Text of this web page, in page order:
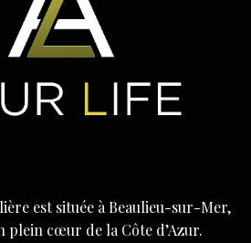
est située à Beaulieu-sur-Mer,
plein cœur de la Côte d’Azur.